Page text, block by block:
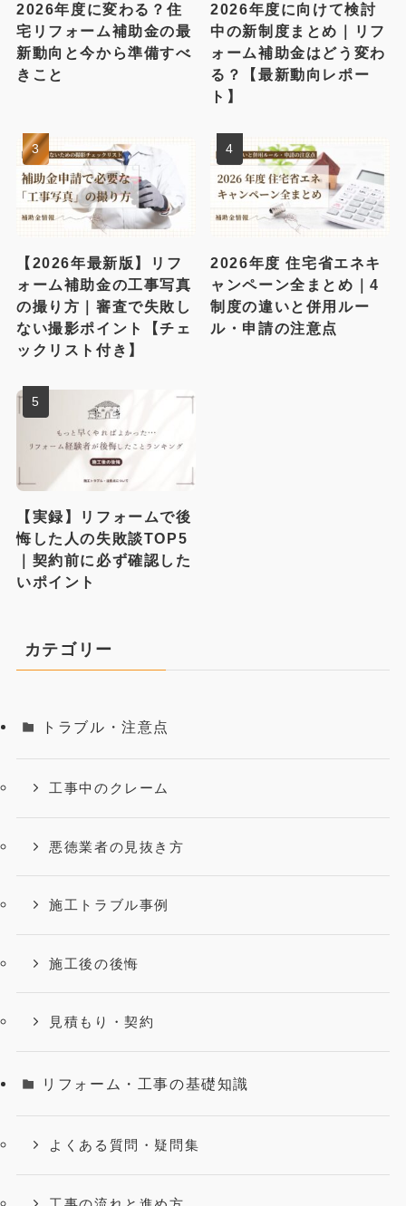
2026年度に変わる？住
宅リフォーム補助金の最
新動向と今から準備すべ
きこと
2026年度に向けて検討
中の新制度まとめ｜リフ
ォーム補助金はどう変わ
る？【最新動向レポー
ト】
【2026年最新版】リフ
ォーム補助金の工事写真
の撮り方｜審査で失敗し
ない撮影ポイント【チェ
ックリスト付き】
2026年度 住宅省エネキ
ャンペーン全まとめ｜4
制度の違いと併用ルー
ル・申請の注意点
【実録】リフォームで後
悔した人の失敗談TOP5
｜契約前に必ず確認した
いポイント
カテゴリー
トラブル・注意点
工事中のクレーム
悪徳業者の見抜き方
施工トラブル事例
施工後の後悔
見積もり・契約
リフォーム・工事の基礎知識
よくある質問・疑問集